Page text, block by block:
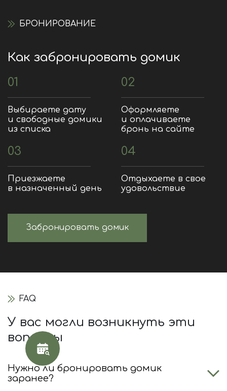
БРОНИРОВАНИЕ
Как забронировать домик
01
Выбираете дату
и свободные домики
из списка
02
Оформляете
и оплачиваете
бронь на сайте
03
Приезжаете
в назначенный день
04
Отдыхаете в свое
удовольствие
Забронировать домик
FAQ
У вас могли возникнуть эти
вопросы
Нужно ли бронировать домик
заранее?